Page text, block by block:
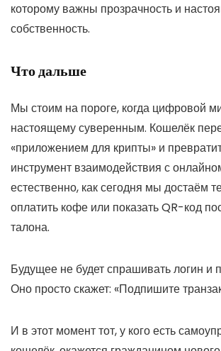
которому важны прозрачность и
собственность.
Что дальше
Мы стоим на пороге, когда цифровой
настоящему суверенным. Кошелёк
«приложением для крипты» и
инструмент взаимодействия с
естественно, как сегодня мы достаём
оплатить кофе или показать QR-код
талона.
Будущее не будет спрашивать логин и
Оно просто скажет: «Подпишите
И в этот момент тот, у кого есть